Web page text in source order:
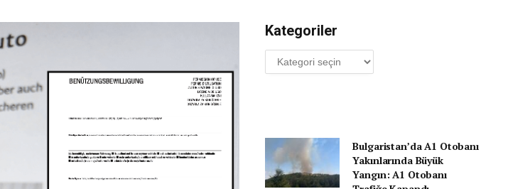
Kategoriler
Kategoriler
Bulgaristan’da A1 Otobanı
Yakınlarında Büyük
Yangın: A1 Otobanı